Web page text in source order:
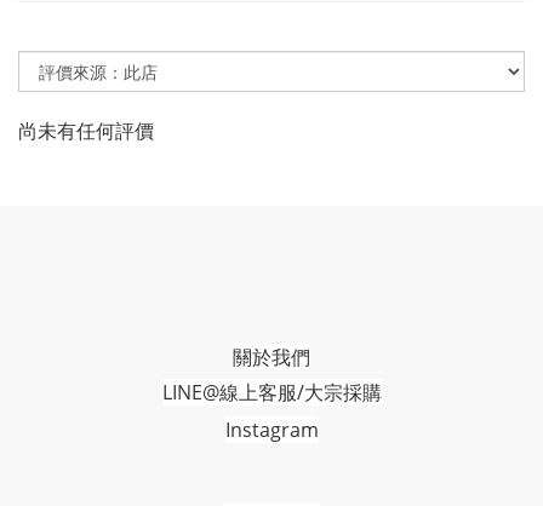
尚未有任何評價
關於我們
LINE@線上客服/大宗採購
Instagram